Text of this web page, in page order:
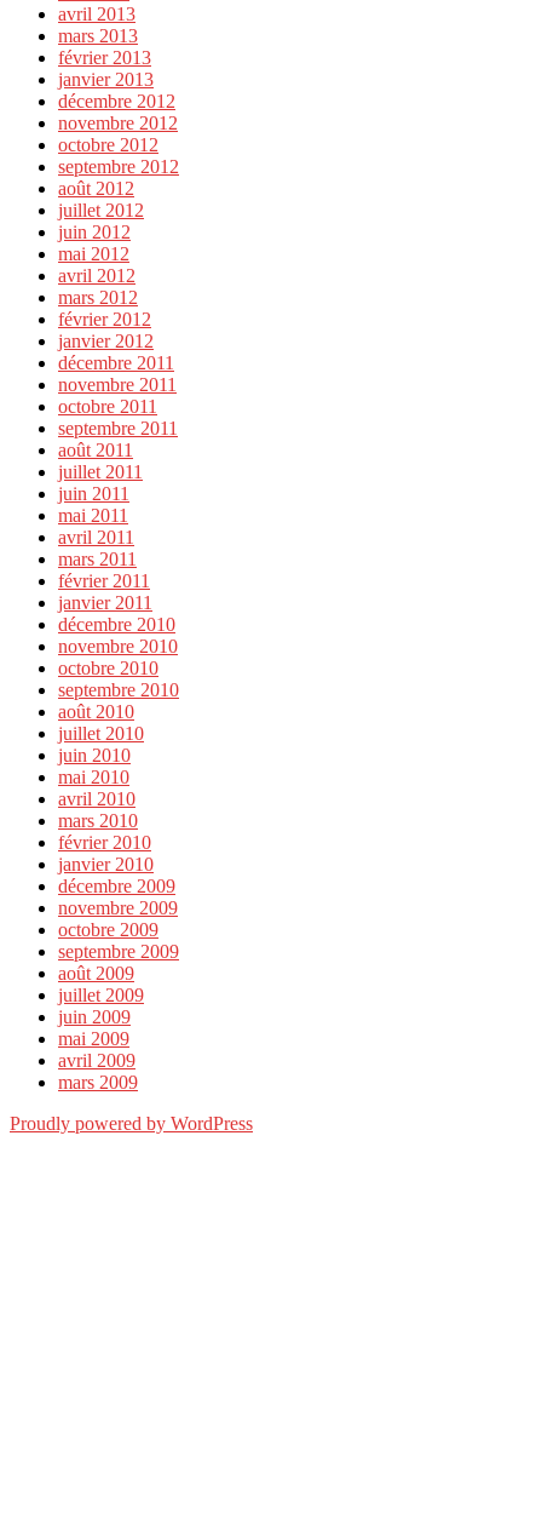
avril 2013
mars 2013
février 2013
janvier 2013
décembre 2012
novembre 2012
octobre 2012
septembre 2012
août 2012
juillet 2012
juin 2012
mai 2012
avril 2012
mars 2012
février 2012
janvier 2012
décembre 2011
novembre 2011
octobre 2011
septembre 2011
août 2011
juillet 2011
juin 2011
mai 2011
avril 2011
mars 2011
février 2011
janvier 2011
décembre 2010
novembre 2010
octobre 2010
septembre 2010
août 2010
juillet 2010
juin 2010
mai 2010
avril 2010
mars 2010
février 2010
janvier 2010
décembre 2009
novembre 2009
octobre 2009
septembre 2009
août 2009
juillet 2009
juin 2009
mai 2009
avril 2009
mars 2009
Proudly powered by WordPress